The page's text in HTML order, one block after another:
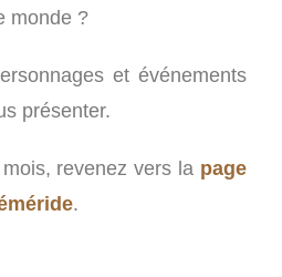
monde ?
et événements
présenter.
revenez vers la page
.